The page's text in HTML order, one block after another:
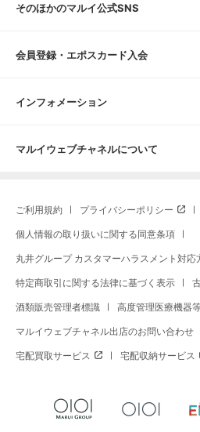
そのほかのマルイ公式SNS
会員登録・エポスカード入会
インフォメーション
マルイウェブチャネルについて
ご利用規約 プライバシーポリシー
個人情報の取り扱いに関する同意条項
丸井グループ カスタマーハラスメント対応
特定商取引に関する法律に基づく表示
酒類販売管理者標識 高度管理医療機器
マルイウェブチャネル出店のお問い合わせ
宅配買取サービス 宅配収納サービス